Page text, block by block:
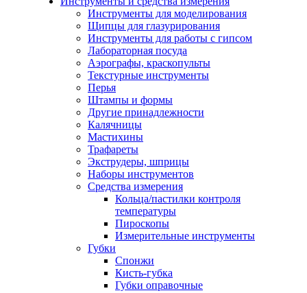
Инструменты для моделирования
Щипцы для глазурирования
Инструменты для работы с гипсом
Лабораторная посуда
Аэрографы, краскопульты
Текстурные инструменты
Перья
Штампы и формы
Другие принадлежности
Калячницы
Мастихины
Трафареты
Экструдеры, шприцы
Наборы инструментов
Средства измерения
Кольца/пастилки контроля
температуры
Пироскопы
Измерительные инструменты
Губки
Спонжи
Кисть-губка
Губки оправочные